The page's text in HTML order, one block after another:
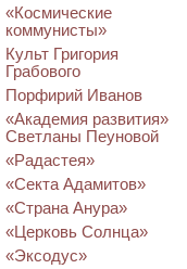
«Космические
коммунисты»
Культ Григория
Грабового
Порфирий Иванов
«Академия развития»
Светланы Пеуновой
«Радастея»
«Секта Адамитов»
«Страна Анура»
«Церковь Солнца»
«Эксодус»